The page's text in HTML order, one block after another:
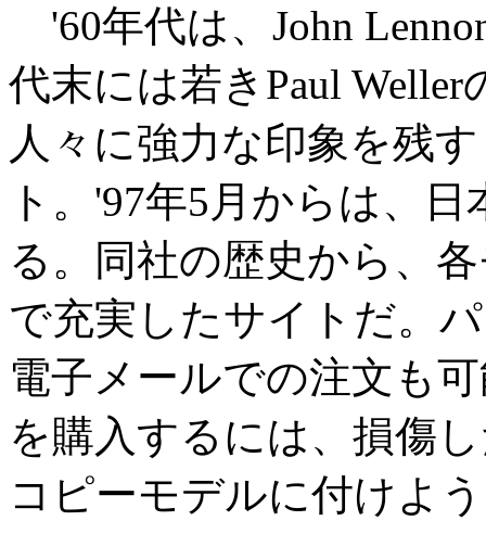
'60年代は、John
代末には若きPaul
人々に強力な印象を残
ト。'97年5月からは、
る。同社の歴史から、
で充実したサイトだ。
電子メールでの注文も
を購入するには、損傷
コピーモデルに付けよ